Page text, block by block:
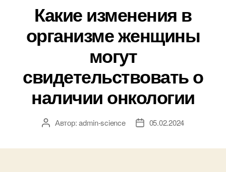
Какие изменения в
организме женщины
могут
свидетельствовать о
наличии онкологии
АвторАвтор:admin-science
Дата05.02.2024